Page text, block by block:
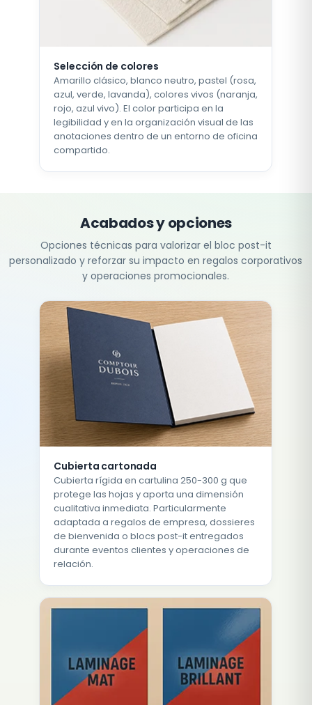
Selección de colores
Amarillo clásico, blanco neutro, pastel (rosa,
azul, verde, lavanda), colores vivos (naranja,
rojo, azul vivo). El color participa en la
legibilidad y en la organización visual de las
anotaciones dentro de un entorno de oficina
compartido.
Acabados y opciones
Opciones técnicas para valorizar el bloc post-it
personalizado y reforzar su impacto en regalos corporativos
y operaciones promocionales.
Cubierta cartonada
Cubierta rígida en cartulina 250-300 g que
protege las hojas y aporta una dimensión
cualitativa inmediata. Particularmente
adaptada a regalos de empresa, dossieres
de bienvenida o blocs post-it entregados
durante eventos clientes y operaciones de
relación.